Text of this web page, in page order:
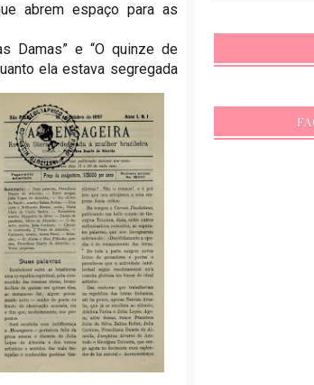
abrem espaço para as
Damas” e “O quinze de
ela estava segregada